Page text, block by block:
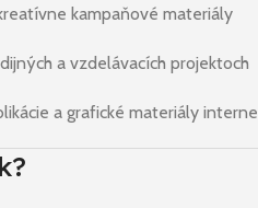
kampaňové materiály
a vzdelávacích projektoch
a grafické materiály interne